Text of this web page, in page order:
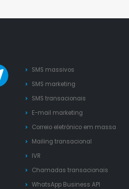
SMS massivos
SMS marketing
SMS transacionais
E-mail marketing
Correio eletrónico em massa
Mailing transacional
IVR
Chamadas transacionais
WhatsApp Business API